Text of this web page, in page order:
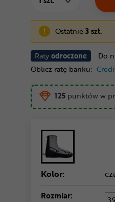
Ratyodroczone
Do
Oblicz ratę banku:
Ostatnie3 szt.
125 punktów w
Kolor:
Rozmiar: